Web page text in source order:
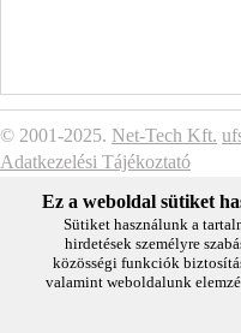
© 2001-2025. Net-Tech Kft.
Adatkezelési Tájékoztató
Ez a weboldal sütiket
Sütiket használunk a
hirdetések személyre
közösségi funkciók
valamint weboldalunk